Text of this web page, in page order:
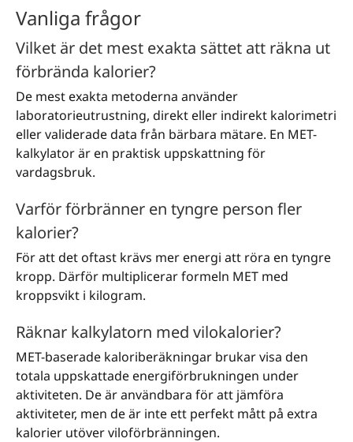
Vanliga frågor
Vilket är det mest exakta sättet att räkna ut
förbrända kalorier?
De mest exakta metoderna använder
laboratorieutrustning, direkt eller indirekt kalorimetri
eller validerade data från bärbara mätare. En MET-
kalkylator är en praktisk uppskattning för
vardagsbruk.
Varför förbränner en tyngre person fler
kalorier?
För att det oftast krävs mer energi att röra en tyngre
kropp. Därför multiplicerar formeln MET med
kroppsvikt i kilogram.
Räknar kalkylatorn med vilokalorier?
MET-baserade kaloriberäkningar brukar visa den
totala uppskattade energiförbrukningen under
aktiviteten. De är användbara för att jämföra
aktiviteter, men de är inte ett perfekt mått på extra
kalorier utöver viloförbränningen.